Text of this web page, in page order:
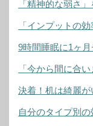
「精神的な弱さ
「インプットの
9時間睡眠に1ヶ
「今から間に合
決着！机は綺麗
自分のタイプ別の